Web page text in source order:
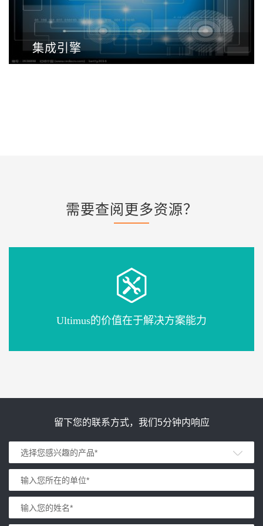
集成引擎
需要查阅更多资源？
Ultimus的价值在于解决方案能力
留下您的联系方式，我们5分钟内响应